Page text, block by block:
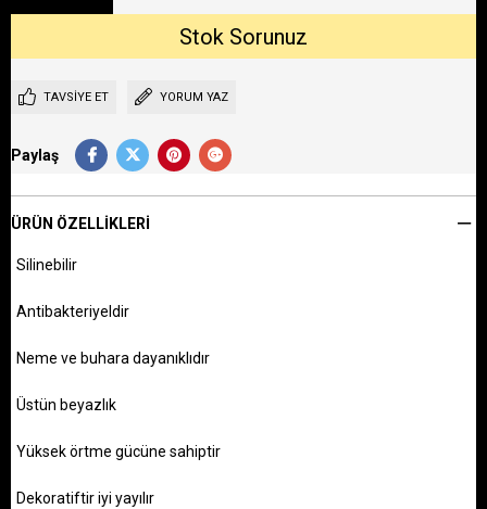
TAVSIYE ET YORUM YAZ
Paylaş
ÜRÜN ÖZELLIKLERI
Silinebilir
Antibakteriyeldir
Neme ve buhara dayanıklıdır
Üstün beyazlık
Yüksek örtme gücüne sahiptir
Dekoratiftir iyi yayılır